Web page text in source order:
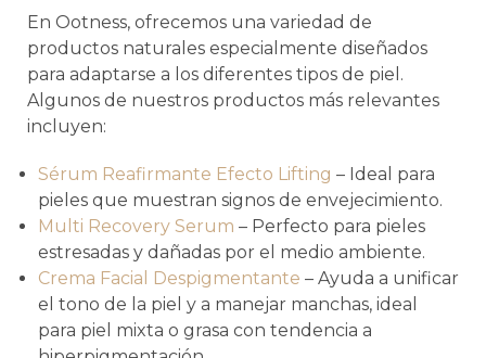
En Ootness, ofrecemos una variedad de
productos naturales especialmente diseñados
para adaptarse a los diferentes tipos de piel.
Algunos de nuestros productos más relevantes
incluyen:
Sérum Reafirmante Efecto Lifting – Ideal para
pieles que muestran signos de envejecimiento.
Multi Recovery Serum – Perfecto para pieles
estresadas y dañadas por el medio ambiente.
Crema Facial Despigmentante – Ayuda a unificar
el tono de la piel y a manejar manchas, ideal
para piel mixta o grasa con tendencia a